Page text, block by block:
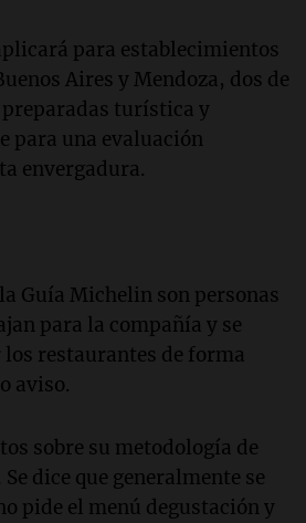
para establecimientos
Aires y Mendoza, dos de
turística y
para una evaluación
envergadura.
Guía Michelin son personas
para la compañía y se
restaurantes de forma
aviso.
sobre su metodología de
dice que generalmente se
pide el menú degustación y